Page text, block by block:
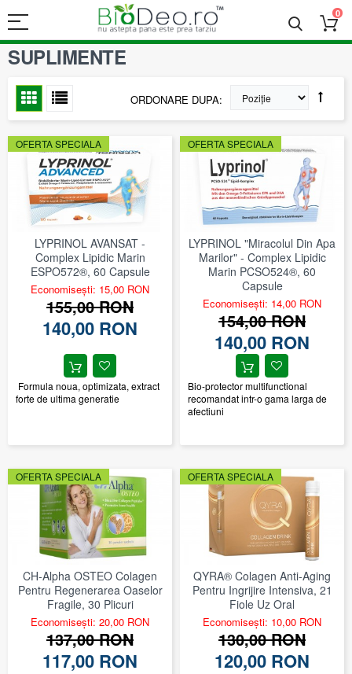
0
SUPLIMENTE
ORDONARE DUPA
OFERTA SPECIALA
LYPRINOL AVANSAT -
Complex Lipidic Marin
ESPO572®, 60 Capsule
Economisești: 15,00 RON
155,00 RON
140,00 RON
Formula noua, optimizata, extract
forte de ultima generatie
OFERTA SPECIALA
LYPRINOL "Miracolul Din Apa
Marilor" - Complex Lipidic
Marin PCSO524®, 60
Capsule
Economisești: 14,00 RON
154,00 RON
140,00 RON
Bio-protector multifunctional
recomandat intr-o gama larga de
afectiuni
OFERTA SPECIALA
CH-Alpha OSTEO Colagen
Pentru Regenerarea Oaselor
Fragile, 30 Plicuri
Economisești: 20,00 RON
137,00 RON
117,00 RON
OFERTA SPECIALA
QYRA® Colagen Anti-Aging
Pentru Ingrijire Intensiva, 21
Fiole Uz Oral
Economisești: 10,00 RON
130,00 RON
120,00 RON